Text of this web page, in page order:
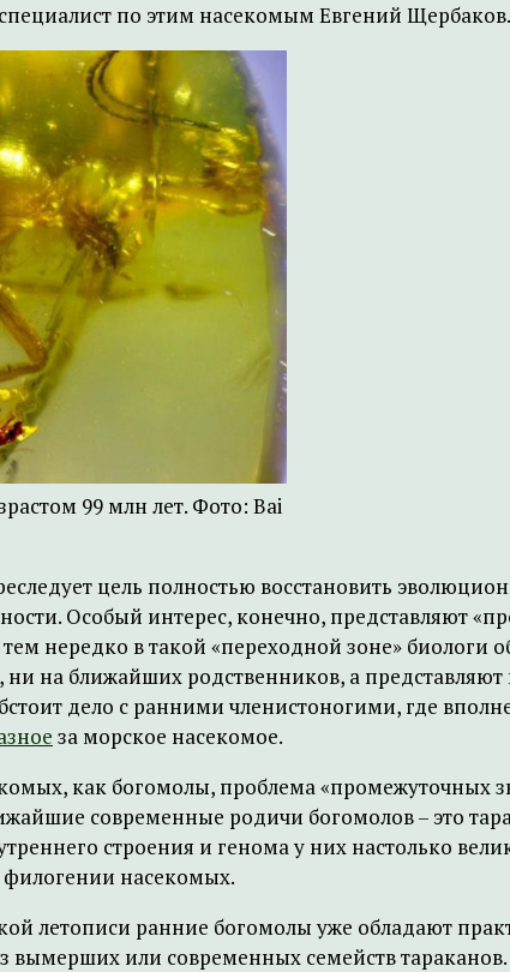
по этим насекомым Евгений Щербаков.
99 млн лет. Фото: Bai
цель полностью восстановить
Особый интерес, конечно, представляют
нередко в такой «переходной зоне»
на ближайших родственников, а представляют
дело с ранними членистоногими, где
за морское насекомое.
как богомолы, проблема «промежуточных
современные родичи богомолов – это
строения и генома у них настолько
филогении насекомых.
летописи ранние богомолы уже обладают
или современных семейств